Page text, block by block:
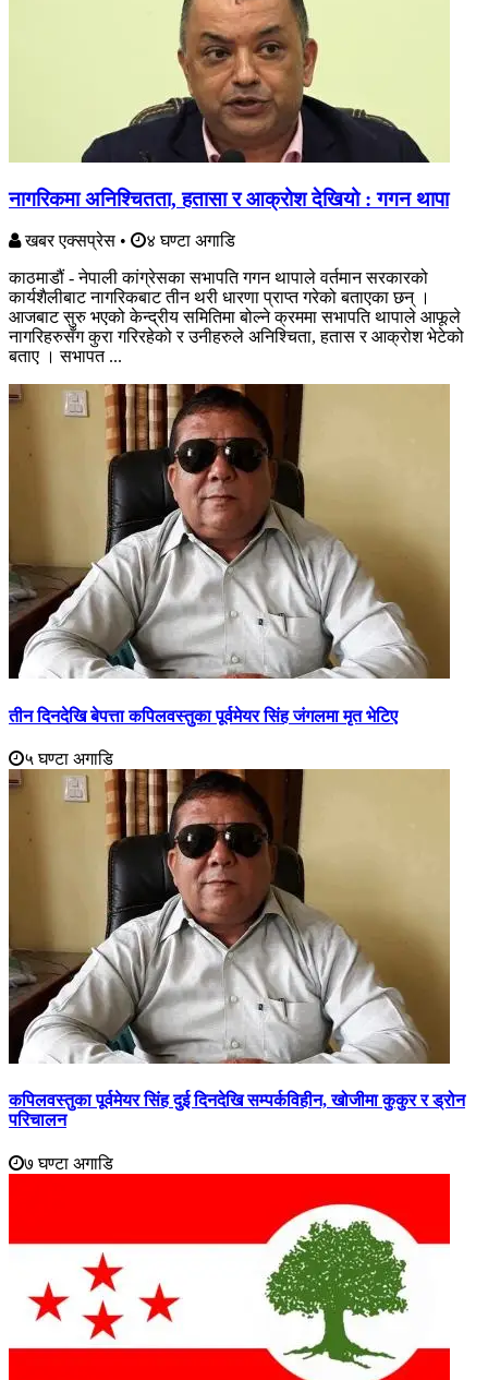
नागरिकमा अनिश्चितता, हतासा र आक्रोश देखियो : गगन थापा
खबर एक्सप्रेस •
४ घण्टा अगाडि
काठमाडौं - नेपाली कांग्रेसका सभापति गगन थापाले वर्तमान सरकारको
कार्यशैलीबाट नागरिकबाट तीन थरी धारणा प्राप्त गरेको बताएका छन् ।
आजबाट सुरु भएको केन्द्रीय समितिमा बोल्ने क्रममा सभापति थापाले आफूले
नागरिहरुसँग कुरा गरिरहेको र उनीहरुले अनिश्चिता, हतास र आक्रोश भेटेको
बताए । सभापत ...
तीन दिनदेखि बेपत्ता कपिलवस्तुका पूर्वमेयर सिंह जंगलमा मृत भेटिए
५ घण्टा अगाडि
कपिलवस्तुका पूर्वमेयर सिंह दुई दिनदेखि सम्पर्कविहीन, खोजीमा कुकुर र ड्रोन
परिचालन
७ घण्टा अगाडि